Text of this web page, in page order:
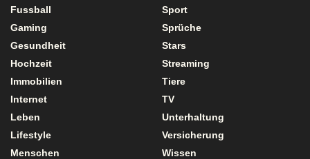
Fussball
Gaming
Gesundheit
Hochzeit
Immobilien
Internet
Leben
Lifestyle
Menschen
Sport
Sprüche
Stars
Streaming
Tiere
TV
Unterhaltung
Versicherung
Wissen